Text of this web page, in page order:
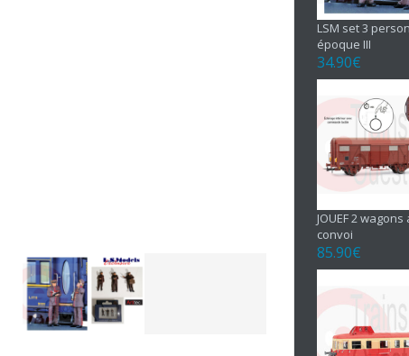
LSM set 3
époque III
34.90€
JOUEF 2
convoi
85.90€